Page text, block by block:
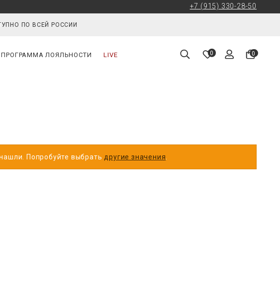
+7 (915) 330-28-50
ПО ВСЕЙ РОССИИ
ПРОГРАММА ЛОЯЛЬНОСТИ LIVE 0 0
Попробуйте выбратьдругие значения.